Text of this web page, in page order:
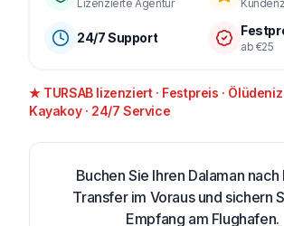
Lizenzierte Agentur
24/7 Support
ab €25
★ TURSAB lizenziert · Festpreis ·
Kayakoy · 24/7 Service
Buchen Sie Ihren Dalaman nach
Transfer im Voraus und sichern
Empfang am Flughafen.